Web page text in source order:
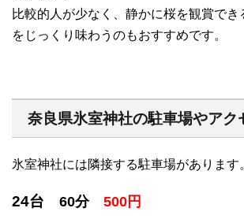
比較的人が少なく、静かに桜を観賞で
をじっくり味わうのもおすすめです。
奈良県氷室神社の駐車場やアク
氷室神社には隣接する駐車場があります
24台 60分 500円